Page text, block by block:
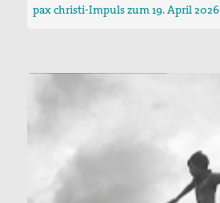
pax christi-Impuls zum 19. April 2026